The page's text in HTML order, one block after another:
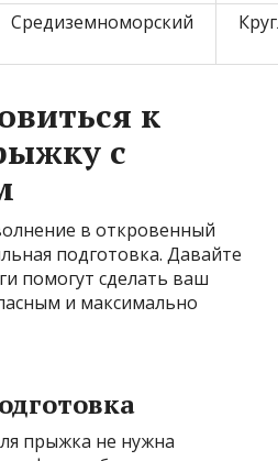
Средиземноморский
к
с
в откровенный
подготовка. Давайте
помогут сделать ваш
и максимально
прыжка не нужна